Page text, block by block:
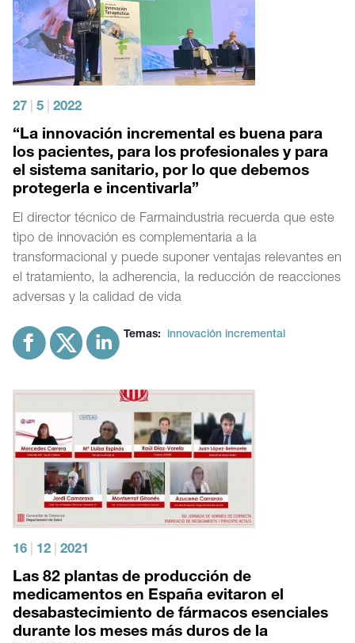
27 5 2022
“La innovación incremental es buena para
los pacientes, para los profesionales y para
el sistema sanitario, por lo que debemos
protegerla e incentivarla”
El director técnico de Farmaindustria recuerda que este
tipo de innovación es complementaria a la
transformacional y puede suponer ventajas relevantes en
el tratamiento, la adherencia, la reducción de reacciones
adversas y la calidad de vida
Temas: innovación incremental
16 12 2021
Las 82 plantas de producción de
medicamentos en España evitaron el
desabastecimiento de fármacos esenciales
durante los meses más duros de la